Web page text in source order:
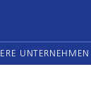
UNTERNEHMEN